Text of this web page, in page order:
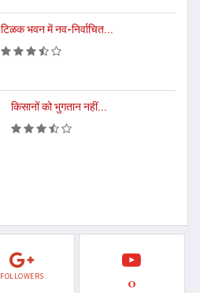
टिळक भवन में नव-निर्वाचित...
किसानों को भुगतान नहीं...
FOLLOWERS 0